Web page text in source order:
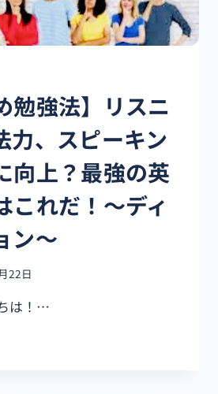
勉強法】リスニ
力、スピーキン
向上？最強の英
これだ！～ディ
ン～
22日
は！…